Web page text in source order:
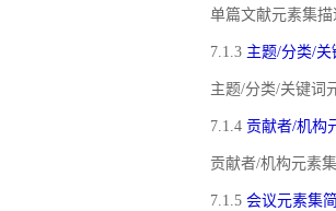
单篇文献元素集
7.1.3 主题/分类/
主题/分类/关键词
7.1.4 贡献者/机构
贡献者/机构元素
7.1.5 会议元素集